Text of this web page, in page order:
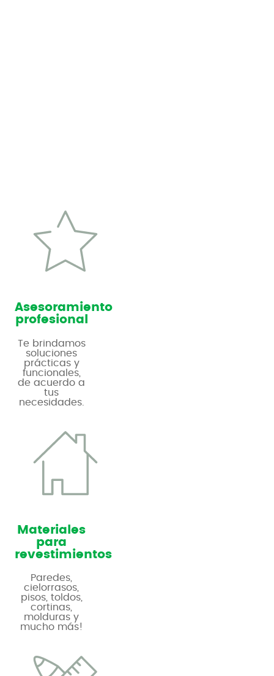
Asesoramiento
profesional
Te brindamos
soluciones
prácticas y
funcionales,
de acuerdo a
tus
necesidades.
Materiales
para
revestimientos
Paredes,
cielorrasos,
pisos, toldos,
cortinas,
molduras y
mucho más!